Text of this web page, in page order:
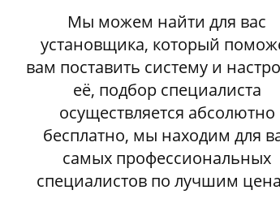
Мы можем найти для вас
установщика, который
вам поставить систему и
её, подбор специалиста
осуществляется абсолютно
бесплатно, мы находим для
самых профессиональных
специалистов по лучшим